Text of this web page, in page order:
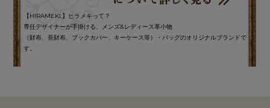
【HIRAMEKI.】ヒラメキって？
専任デザイナーが手掛ける、メンズ&レディース革小物
（財布、長財布、ブックカバー、キーケース等）・バッグのオリジナルブランドで
す。